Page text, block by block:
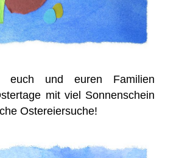
euch und euren Familien
mit viel Sonnenschein
Ostereiersuche!